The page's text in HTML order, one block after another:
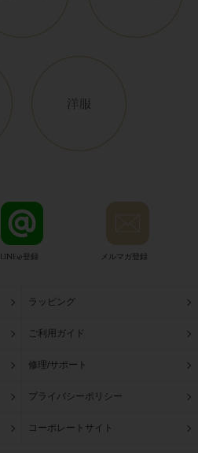
LINE@登録 メルマガ登録
ラッピング
ご利用ガイド
修理/サポート
プライバシーポリシー
コーポレートサイト